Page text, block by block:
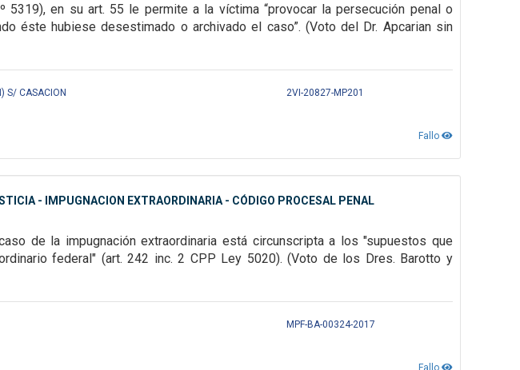
5319), en su art. 55 le permite a la víctima “provocar la persecución penal o
éste hubiese desestimado o archivado el caso”. (Voto del Dr. Apcarian sin
S/ CASACION
2VI-20827-MP201
Fallo
- IMPUGNACION EXTRAORDINARIA - CÓDIGO PROCESAL PENAL
de la impugnación extraordinaria está circunscripta a los "supuestos que
federal" (art. 242 inc. 2 CPP Ley 5020). (Voto de los Dres. Barotto y
MPF-BA-00324-2017
Fallo